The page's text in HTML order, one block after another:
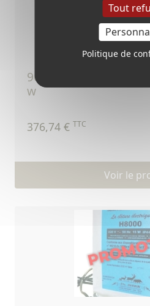
Tout
Politique de
965b - promotion ensemble solaire 50
w
376,74 € TTC
Voir le